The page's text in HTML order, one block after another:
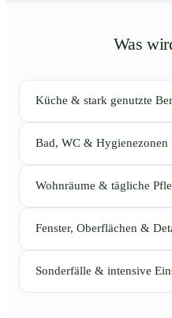
Was
Küche & stark genutzte
Bad, WC & Hygienezonen
Wohnräume & tägliche
Fenster, Oberflächen &
Sonderfälle & intensive